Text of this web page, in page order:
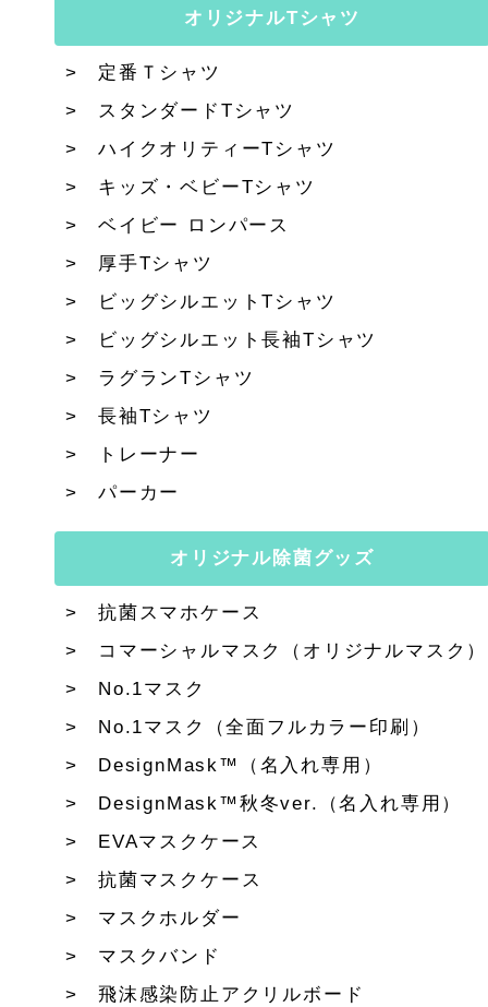
オリジナルTシャツ
定番Ｔシャツ
スタンダードTシャツ
ハイクオリティーTシャツ
キッズ・ベビーTシャツ
ベイビー ロンパース
厚手Tシャツ
ビッグシルエットTシャツ
ビッグシルエット長袖Tシャツ
ラグランTシャツ
長袖Tシャツ
トレーナー
パーカー
オリジナル除菌グッズ
抗菌スマホケース
コマーシャルマスク（オリジナルマスク）
No.1マスク
No.1マスク（全面フルカラー印刷）
DesignMask™（名入れ専用）
DesignMask™秋冬ver.（名入れ専用）
EVAマスクケース
抗菌マスクケース
マスクホルダー
マスクバンド
飛沫感染防止アクリルボード